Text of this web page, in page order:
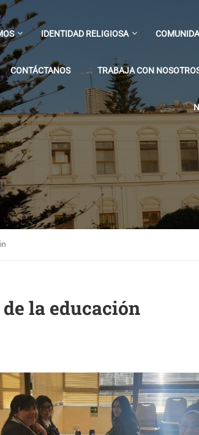
IDENTIDAD RELIGIOSA
CONTÁCTANOS TRABAJA CON
la educación